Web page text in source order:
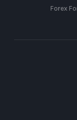
Forex